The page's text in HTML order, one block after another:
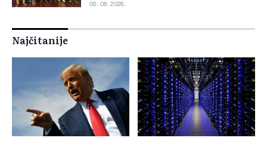
05. 08. 2026.
Najčitanije